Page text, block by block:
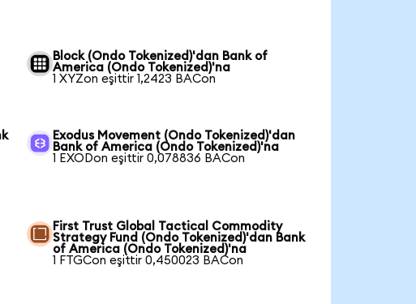
Block (Ondo Tokenized)'dan Bank of
America (Ondo Tokenized)'na
1 XYZon eşittir 1,2423 BACon
Exodus Movement (Ondo Tokenized)'dan
Bank of America (Ondo Tokenized)'na
1 EXODon eşittir 0,078836 BACon
First Trust Global Tactical Commodity
Strategy Fund (Ondo Tokenized)'dan Bank
of America (Ondo Tokenized)'na
1 FTGCon eşittir 0,450023 BACon